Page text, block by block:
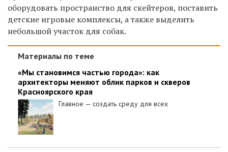
оборудовать пространство для скейтеров, поставить
детские игровые комплексы, а также выделить
небольшой участок для собак.
Материалы по теме
«Мы становимся частью города»: как
архитекторы меняют облик парков и скверов
Красноярского края
Главное — создать среду для всех